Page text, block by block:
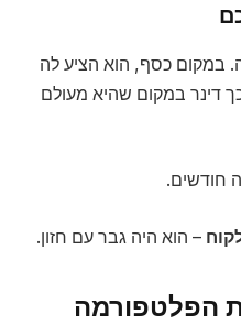
במקום כסף, הוא הציע לה
דינר במקום שהיא מעולם
חודשים.
– הוא היה גבר עם חזון.
הפלטפורמה